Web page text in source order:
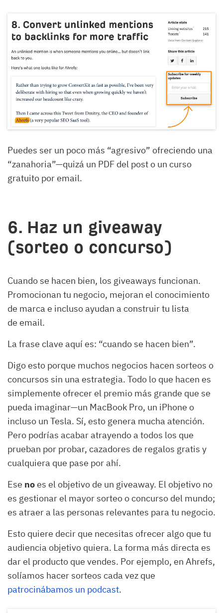
Puedes ser un poco más “agresivo” ofreciendo una
“zanahoria”—quizá un PDF del post o un curso
gratuito por email.
6. Haz un giveaway
(sorteo o concurso)
Cuando se hacen bien, los giveaways funcionan.
Promocionan tu negocio, mejoran el conocimiento
de marca e incluso ayudan a construir tu lista
de email.
La frase clave aquí es: “cuando se hacen bien”.
Digo esto porque muchos negocios hacen sorteos o
concursos sin una estrategia. Todo lo que hacen es
simplemente ofrecer el premio más grande que se
pueda imaginar—un MacBook Pro, un iPhone o
incluso un Tesla. Sí, esto genera mucha atención.
Pero podrías acabar atrayendo a todos los que
prueban por probar, cazadores de regalos gratis y
cualquiera que pase por ahí.
Ese noes el objetivo de un giveaway. El objetivo no
es gestionar el mayor sorteo o concurso del mundo;
es atraer a las personas relevantes para tu negocio.
Esto quiere decir que necesitas ofrecer algo que tu
audiencia objetivo quiera. La forma más directa es
dar el producto que vendes. Por ejemplo, en Ahrefs,
solíamos hacer sorteos cada vez que
patrocinábamos un podcast.